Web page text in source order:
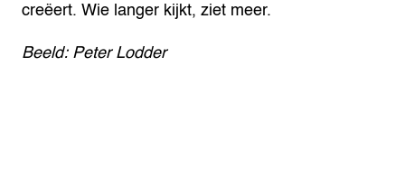
creëert. Wie langer kijkt, ziet meer.
Beeld: Peter Lodder